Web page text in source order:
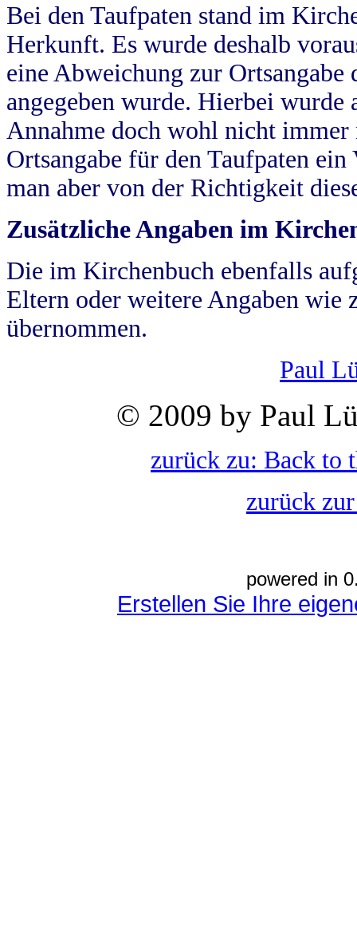
Bei den Taufpaten stand im
Herkunft. Es wurde deshalb
eine Abweichung zur
angegeben wurde. Hierbei wurde
Annahme doch wohl nicht
Ortsangabe für den Taufpaten
man aber von der Richtigkeit
Zusätzliche Angaben im
Die im Kirchenbuch ebenfalls
Eltern oder weitere Angaben wie
übernommen.
Paul
© 2009 by Paul
zurück zu: Back to
zurück
powered in
Erstellen Sie Ihre